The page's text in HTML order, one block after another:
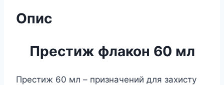
Опис
Престиж флакон 60 мл
Престиж 60 мл – призначений для захисту